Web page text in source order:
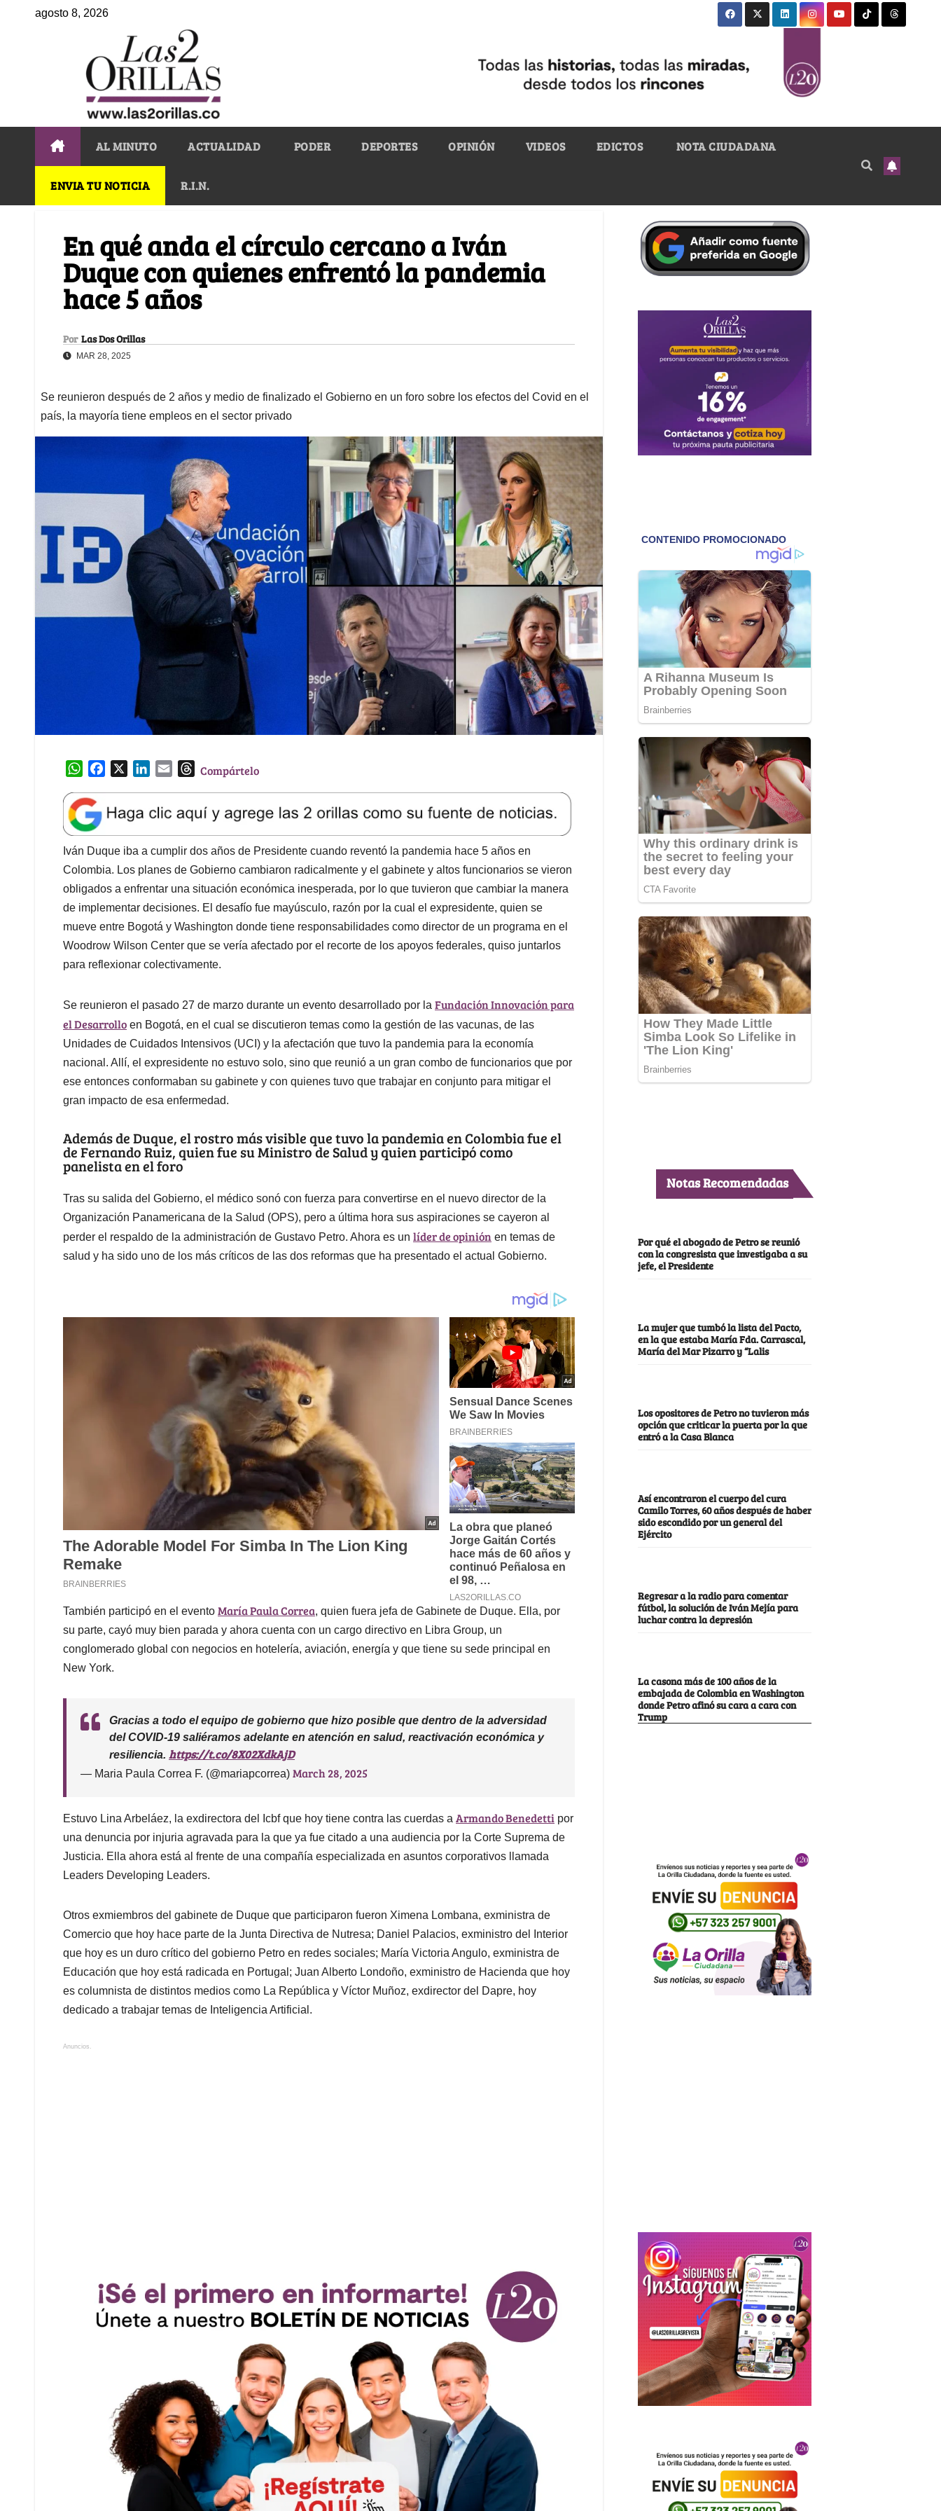
agosto 8, 2026
AL MINUTO ACTUALIDAD PODER DEPORTES OPINIÓN VIDEOS EDICTOS NOTA CIUDADANA
ENVIA TU NOTICIA R.I.N.
En qué anda el círculo cercano a Iván
Duque con quienes enfrentó la pandemia
hace 5 años
Por Las Dos Orillas
MAR 28, 2025
Se reunieron después de 2 años y medio de finalizado el Gobierno en un foro sobre los efectos del Covid en el
país, la mayoría tiene empleos en el sector privado
W
a
t
s
A
p
p
e
b
o
o
k
k
e
d
I
n
l
T
e
a
d
s
Compártelo
Iván Duque iba a cumplir dos años de Presidente cuando reventó la pandemia hace 5 años en
Colombia. Los planes de Gobierno cambiaron radicalmente y el gabinete y altos funcionarios se vieron
obligados a enfrentar una situación económica inesperada, por lo que tuvieron que cambiar la manera
de implementar decisiones. El desafío fue mayúsculo, razón por la cual el expresidente, quien se
mueve entre Bogotá y Washington donde tiene responsabilidades como director de un programa en el
Woodrow Wilson Center que se vería afectado por el recorte de los apoyos federales, quiso juntarlos
para reflexionar colectivamente.
Se reunieron el pasado 27 de marzo durante un evento desarrollado por la Fundación Innovación para
el Desarrollo en Bogotá, en el cual se discutieron temas como la gestión de las vacunas, de las
Unidades de Cuidados Intensivos (UCI) y la afectación que tuvo la pandemia para la economía
nacional. Allí, el expresidente no estuvo solo, sino que reunió a un gran combo de funcionarios que por
ese entonces conformaban su gabinete y con quienes tuvo que trabajar en conjunto para mitigar el
gran impacto de esa enfermedad.
Además de Duque, el rostro más visible que tuvo la pandemia en Colombia fue el
de Fernando Ruiz, quien fue su Ministro de Salud y quien participó como
panelista en el foro
Tras su salida del Gobierno, el médico sonó con fuerza para convertirse en el nuevo director de la
Organización Panamericana de la Salud (OPS), pero a última hora sus aspiraciones se cayeron al
perder el respaldo de la administración de Gustavo Petro. Ahora es un líder de opinión en temas de
salud y ha sido uno de los más críticos de las dos reformas que ha presentado el actual Gobierno.
También participó en el evento María Paula Correa, quien fuera jefa de Gabinete de Duque. Ella, por
su parte, cayó muy bien parada y ahora cuenta con un cargo directivo en Libra Group, un
conglomerado global con negocios en hotelería, aviación, energía y que tiene su sede principal en
New York.
Gracias a todo el equipo de gobierno que hizo posible que dentro de la adversidad
del COVID-19 saliéramos adelante en atención en salud, reactivación económica y
resiliencia. https://t.co/8X02XdkAjD
— Maria Paula Correa F. (@mariapcorrea) March 28, 2025
Estuvo Lina Arbeláez, la exdirectora del Icbf que hoy tiene contra las cuerdas a Armando Benedetti por
una denuncia por injuria agravada para la que ya fue citado a una audiencia por la Corte Suprema de
Justicia. Ella ahora está al frente de una compañía especializada en asuntos corporativos llamada
Leaders Developing Leaders.
Otros exmiembros del gabinete de Duque que participaron fueron Ximena Lombana, exministra de
Comercio que hoy hace parte de la Junta Directiva de Nutresa; Daniel Palacios, exministro del Interior
que hoy es un duro crítico del gobierno Petro en redes sociales; María Victoria Angulo, exministra de
Educación que hoy está radicada en Portugal; Juan Alberto Londoño, exministro de Hacienda que hoy
es columnista de distintos medios como La República y Víctor Muñoz, exdirector del Dapre, hoy
dedicado a trabajar temas de Inteligencia Artificial.
Anuncios.
Notas Recomendadas
Por qué el abogado de Petro se reunió
con la congresista que investigaba a su
jefe, el Presidente
La mujer que tumbó la lista del Pacto,
en la que estaba María Fda. Carrascal,
María del Mar Pizarro y “Lalis
Los opositores de Petro no tuvieron más
opción que criticar la puerta por la que
entró a la Casa Blanca
Así encontraron el cuerpo del cura
Camilo Torres, 60 años después de haber
sido escondido por un general del
Ejército
Regresar a la radio para comentar
fútbol, la solución de Iván Mejía para
luchar contra la depresión
La casona más de 100 años de la
embajada de Colombia en Washington
donde Petro afinó su cara a cara con
Trump